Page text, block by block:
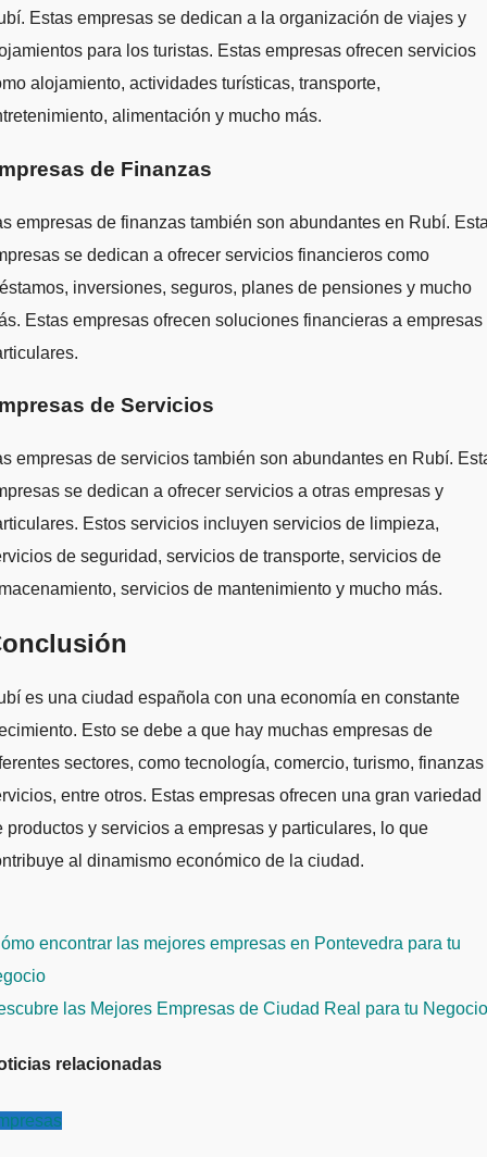
Estas empresas se dedican a la organización de viajes y
para los turistas. Estas empresas ofrecen servicios
alojamiento, actividades turísticas, transporte,
alimentación y mucho más.
de Finanzas
empresas de finanzas también son abundantes en Rubí.
se dedican a ofrecer servicios financieros como
inversiones, seguros, planes de pensiones y mucho
Estas empresas ofrecen soluciones financieras a empresas
de Servicios
empresas de servicios también son abundantes en Rubí.
se dedican a ofrecer servicios a otras empresas y
Estos servicios incluyen servicios de limpieza,
de seguridad, servicios de transporte, servicios de
servicios de mantenimiento y mucho más.
es una ciudad española con una economía en constante
Esto se debe a que hay muchas empresas de
sectores, como tecnología, comercio, turismo, finanzas
entre otros. Estas empresas ofrecen una gran variedad
productos y servicios a empresas y particulares, lo que
al dinamismo económico de la ciudad.
encontrar las mejores empresas en Pontevedra para tu
las Mejores Empresas de Ciudad Real para tu
relacionadas